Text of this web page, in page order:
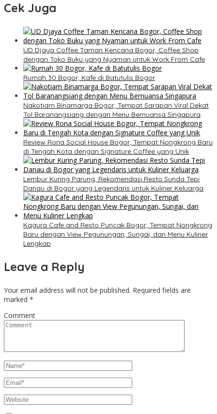
Cek Juga
UD Djaya Coffee Taman Kencana Bogor, Coffee Shop
dengan Toko Buku yang Nyaman untuk Work From Cafe
Rumah 30 Bogor, Kafe di Batutulis Bogor
Nakotiam Binamarga Bogor, Tempat Sarapan Viral Dekat
Tol Baranangsiang dengan Menu Bernuansa Singapura
Review Rona Social House Bogor, Tempat Nongkrong Baru
di Tengah Kota dengan Signature Coffee yang Unik
Lembur Kuring Parung, Rekomendasi Resto Sunda Tepi
Danau di Bogor yang Legendaris untuk Kuliner Keluarga
Kagura Cafe and Resto Puncak Bogor, Tempat Nongkrong
Baru dengan View Pegunungan, Sungai, dan Menu Kuliner
Lengkap
Leave a Reply
Your email address will not be published. Required fields are
marked *
Comment